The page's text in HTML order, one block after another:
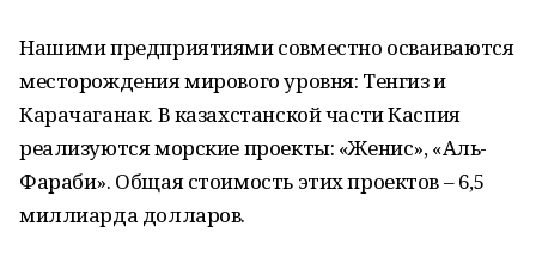
Нашими предприятиями совместно осваиваются
месторождения мирового уровня: Тенгиз и
Карачаганак. В казахстанской части Каспия
реализуются морские проекты: «Женис», «Аль-
Фараби». Общая стоимость этих проектов – 6,5
миллиарда долларов.